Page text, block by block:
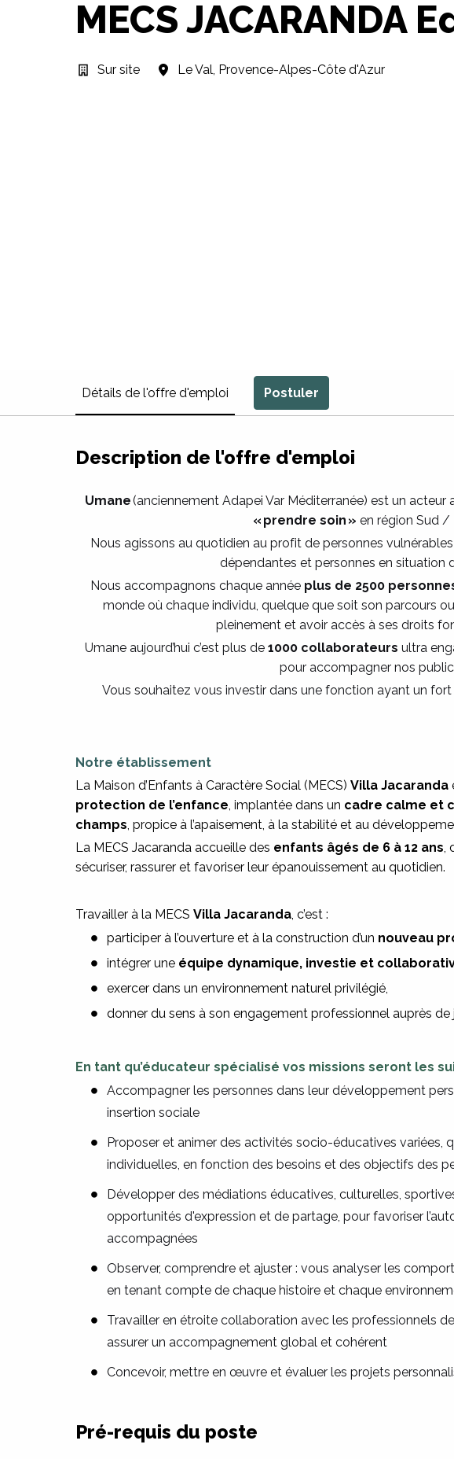
MECS
Sur site Le Val Provence-Alpes-Côte d'Azur
Détails de l'offre d'emploi Postuler
Description de l'offre d'emploi
Umane(anciennement Adapei Var Méditerranée) est un
« prendre soin » en région Sud /
Nous agissons au quotidien au profit de personnes
dépendantes et personnes en situation
Nous accompagnons chaque année plus de 2500
monde où chaque individu, quelque que soit son parcours
pleinement et avoir accès à ses droits
Umane aujourd’hui c’est plus de 1000 collaborateurs ultra
pour accompagner nos
Vous souhaitez vous investir dans une fonction ayant un
Notre établissement
La Maison d’Enfants à Caractère Social (MECS) Villa Jacaranda
protection de l’enfance , implantée dans un cadre calme et
champs , propice à l’apaisement, à la stabilité et au
La MECS Jacaranda accueille des enfants âgés de 6 à 12 ans
sécuriser, rassurer et favoriser leur épanouissement au quotidien.
Travailler à la MECS Villa Jacaranda, c’est :
participer à l’ouverture et à la construction d’un nouveau
intégrer une équipe dynamique, investie et
exercer dans un environnement naturel privilégié,
donner du sens à son engagement professionnel auprès de
En tant qu’éducateur spécialisé vos missions seront les
Accompagner les personnes dans leur développement
insertion sociale
Proposer et animer des activités socio-éducatives variées,
individuelles, en fonction des besoins et des objectifs des
Développer des médiations éducatives, culturelles,
opportunités d'expression et de partage, pour favoriser
accompagnées
Observer, comprendre et ajuster : vous analyser les
en tenant compte de chaque histoire et chaque
Travailler en étroite collaboration avec les professionnels
assurer un accompagnement global et cohérent
Concevoir, mettre en œuvre et évaluer les projets
Pré-requis du poste